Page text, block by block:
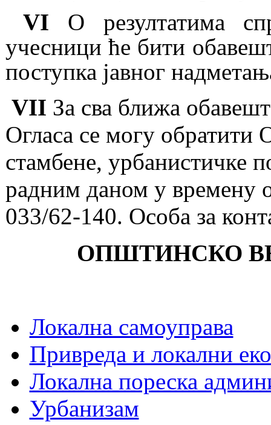
VI
O
резултатима
учесници ће бити
поступка јавног
VII За сва ближа
Огласа се могу обратити
стамбене, урбанистичке
радним даном у времену
033/62-140. Особа за
ОПШТИНСКО
Локална самоуправа
Привреда и локални
Локална пореска
Урбанизам